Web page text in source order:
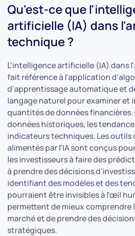
Qu'est-ce que
artificielle (IA) dans
technique ?
L'intelligence artificielle (IA) dans
fait référence à l'application
d'apprentissage automatique et
langage naturel pour examiner et
quantités de données financières.
données historiques, les
indicateurs techniques. Les
alimentés par l'IA sont conçus
les investisseurs à faire des
à prendre des décisions
identifiant des modèles et des
pourraient être invisibles à l'œil
permettent de mieux comprendre
marché et de prendre des
stratégiques.